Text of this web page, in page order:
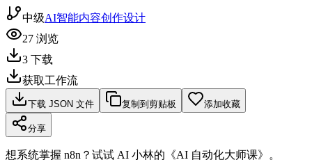
中级AI智能内容创作设计
27 浏览
3 下载
获取工作流
下载 JSON 文件 复制到剪贴板 添加收藏
分享
想系统掌握 n8n？试试 AI 小林的《AI 自动化大师课》。